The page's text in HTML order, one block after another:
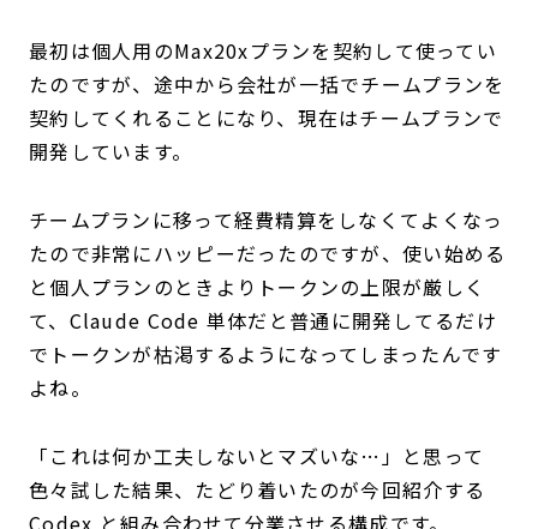
最初は個人用のMax20xプランを契約して使ってい
たのですが、途中から会社が一括でチームプランを
契約してくれることになり、現在はチームプランで
開発しています。
チームプランに移って経費精算をしなくてよくなっ
たので非常にハッピーだったのですが、使い始める
と個人プランのときよりトークンの上限が厳しく
て、Claude Code 単体だと普通に開発してるだけ
でトークンが枯渇するようになってしまったんです
よね。
「これは何か工夫しないとマズいな…」と思って
色々試した結果、たどり着いたのが今回紹介する
Codex と組み合わせて分業させる構成です。